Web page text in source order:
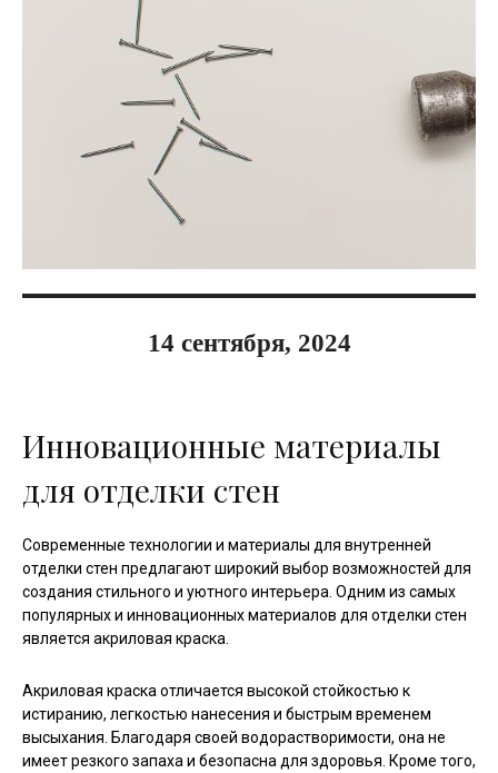
14 сентября, 2024
Инновационные материалы
для отделки стен
Современные технологии и материалы для внутренней
отделки стен предлагают широкий выбор возможностей для
создания стильного и уютного интерьера. Одним из самых
популярных и инновационных материалов для отделки стен
является акриловая краска.
Акриловая краска отличается высокой стойкостью к
истиранию, легкостью нанесения и быстрым временем
высыхания. Благодаря своей водорастворимости, она не
имеет резкого запаха и безопасна для здоровья. Кроме того,